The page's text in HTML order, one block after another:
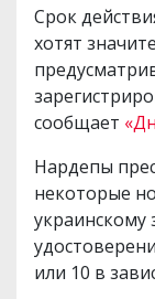
Срок
хотят
сообщает
Нардепы
некоторые
украинскому
или 10 в